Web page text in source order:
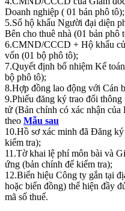
Doanh nghiệp ( 01 bản phô tô);
5.Sổ hộ khẩu Người đại diện
Bên cho thuê nhà (01 bản phô
6.CMND/CCCD + Hộ khẩu
vốn (01 bộ phô tô);
7.Quyết định bổ nhiệm Kế
bộ phô tô);
8.Hợp đồng lao động với Cán
9.Phiếu đăng ký trao đổi
tử (Bản chính có xác nhận của
theo Mẫu sau
10.Hồ sơ xác minh đã Đăng
kiểm tra);
11.Tờ khai lệ phí môn bài và
ứng (bản chính để kiểm tra);
12.Biển hiệu Công ty gắn tại
hoặc biển đồng) thể hiện đầy
mã số thuế.